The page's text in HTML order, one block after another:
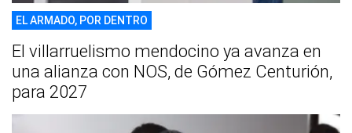
EL ARMADO, POR DENTRO
El villarruelismo mendocino ya avanza en
una alianza con NOS, de Gómez Centurión,
para 2027